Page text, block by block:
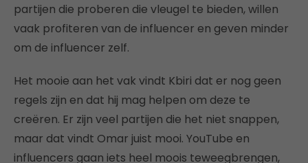
partijen die proberen die vleugel te bieden, willen
vaak profiteren van de influencer en geven minder
om de influencer zelf.
Het mooie aan het vak vindt Kbiri dat er nog geen
regels zijn en dat hij mag helpen om deze te
creëren. Er zijn veel partijen die het niet snappen,
maar dat vindt Omar juist mooi. YouTube en
influencers gaan iets heel moois teweegbrengen,